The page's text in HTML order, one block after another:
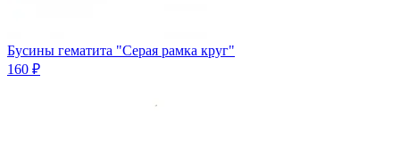
Бусины гематита "Серая рамка круг"
160 ₽